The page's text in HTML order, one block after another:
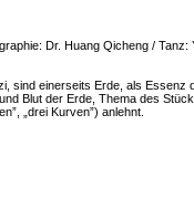
Dr. Huang Qicheng / Tanz:
sind einerseits Erde, als Essenz
Blut der Erde, Thema des
„drei Kurven”) anlehnt.